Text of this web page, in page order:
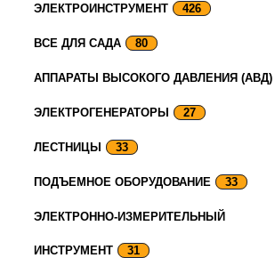
ЭЛЕКТРОИНСТРУМЕНТ 426
ВСЕ ДЛЯ САДА 80
АППАРАТЫ ВЫСОКОГО ДАВЛЕНИЯ (АВД)
ЭЛЕКТРОГЕНЕРАТОРЫ 27
ЛЕСТНИЦЫ 33
ПОДЪЕМНОЕ ОБОРУДОВАНИЕ 33
ЭЛЕКТРОННО-ИЗМЕРИТЕЛЬНЫЙ
ИНСТРУМЕНТ 31